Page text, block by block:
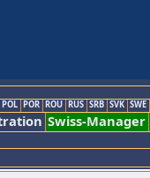
POL POR ROU RUS SRB SVK SWE
Swiss-Manager